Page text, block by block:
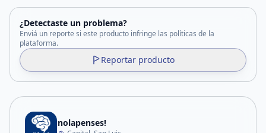
¿Detectaste un problema?
Enviá un reporte si este producto infringe las políticas de la
plataforma.
Reportar producto
nolapenses!